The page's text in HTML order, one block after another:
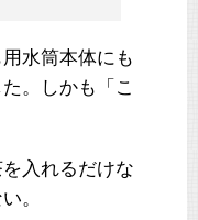
水筒本体にも
。しかも「こ
入れるだけな
。